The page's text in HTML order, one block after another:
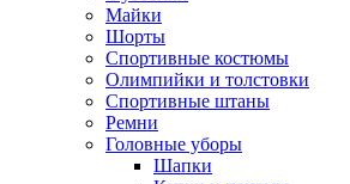
Майки
Шорты
Спортивные костюмы
Олимпийки и толстовки
Спортивные штаны
Ремни
Головные уборы
Шапки